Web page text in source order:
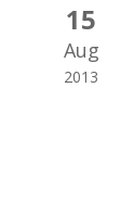
15
Aug
2013